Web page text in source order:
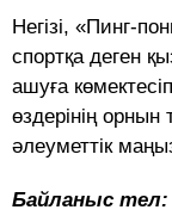
Негізі, «Пинг-
спортқа деген
ашуға
өздерінің
әлеуметтік
Байланыс тел: